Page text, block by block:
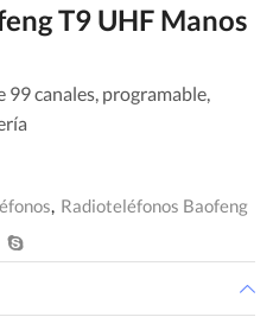
T9 UHF Manos
99 canales, programable,
, Radioteléfonos Baofeng